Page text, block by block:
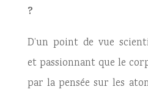
?
D’un point de vue
et passionnant que le
par la pensée sur les